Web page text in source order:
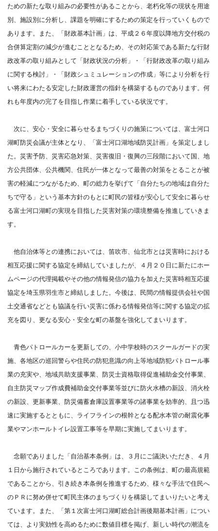
ための新たな取り組みの必要性があることから、老朽化等の現状を用途
別、施設別に分析し、課題を明確にするための策定を行っていくもので
あります。また、「財政基本計画」は、平成２６年度以降地方交付税の
合併算定割の減少が進むこととなるため、その対応策である新たな行財
政改革の取り組みとして「財政状況の分析」・「行財政改革の取り組み
に関する検討」・「財政シュミュレーションの作成」等により分析を行
い将来にわたる安定した財政運営の指針を構築するものであります。何
れも年度内の完了を目指し作業に着手している状況です。
次に、安心・安全に暮らせるまちづくりの施策については、富士河口
湖町防災会議が主体となり、「富士河口湖地域防災計画」を策定しまし
た。災害予防、災害応急対策、災害復旧・復興の三段階において国、地
方公共団体、公共機関、住民が一体となって最善の対策をとることが被
害の軽減につながるため、町の総力を挙げて「自分たちの地域は自分た
ちで守る」という基本方針のもとに町民の皆様が安心して安全に暮らせ
る富士河口湖町の実現を目指した災害対策の環境整備を推進していきま
す。
他自治体等との連携においては、笛吹市、仙北市とは災害時における
相互応援に関する協定を締結していましたが、４月２０日に新たにホー
ムページの代理掲載やその他の情報発信の協力を加えた災害時相互応援
協定を埼玉県羽生市と締結しました。今後は、民間の情報提供会社や国
土交通省などとも協議を行い災害に係わる情報発信等に関する協定の拡
充を図り、更なる安心・安全な町の基盤を強化してまいります。
青色パトロールカーを更新しての、小中学校時のスクールガードの実
施、各地区の巡回警らや住民の防犯意識の向上等地域防犯パトロール事
業の充実や、地域共助支援事業、防災士資格取得促進補助金交付事業、
自主防災マップ作成費補助金交付事業等並びに防火水槽の新設、消火栓
の新設、更新事業、防災備蓄倉庫設置事業等の諸事業を効率的、且つ迅
速に実施するとともに、ライフラインの根幹となる配水本管の耐震化事
業やマンホールトイレ設置工事等を早期に実施してまいります。
念願でありました「自治基本条例」は、３月にご議決いただき、４月
１日から施行されているところであります。この条例は、町の最高規範
であることから、引き続き本条例を推進するため、様々な手法で住民へ
のＰＲに努め併せて町民主体のまちづくりを構築してまいりたいと考え
ています。また、「第１次富士河口湖町総合計画後期基本計画」につい
ては、より実効性を高めるために数値目標を掲げ、新しい時代の潮流を